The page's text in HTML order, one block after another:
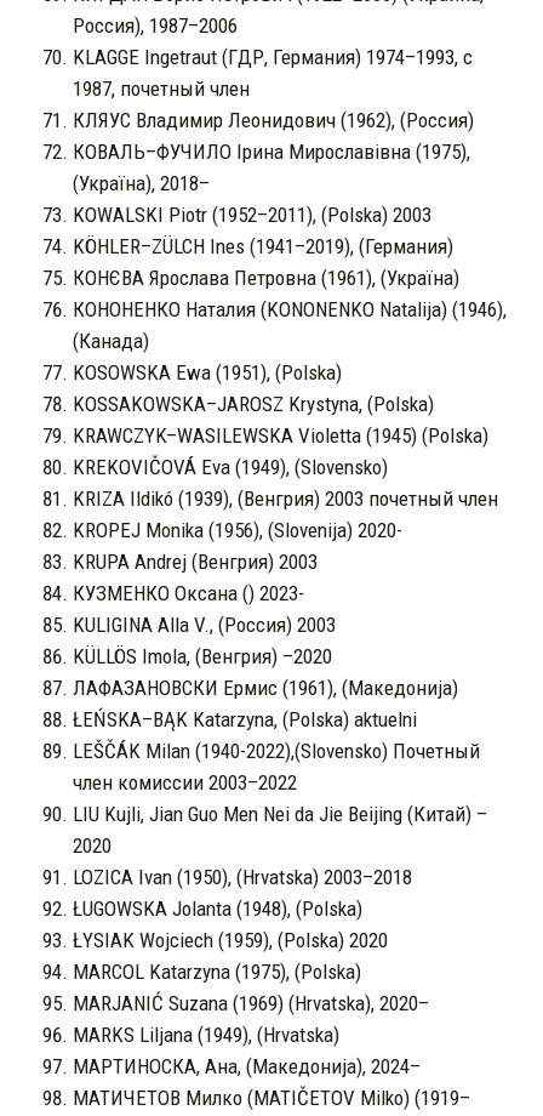
Россия), 1987–2006
KLAGGE Ingetraut (ГДР, Германия) 1974–1993, с
1987, почетный член
КЛЯУС Владимир Леонидович (1962), (Россия)
КОВАЛЬ–ФУЧИЛО Iрина Мирославівна (1975),
(Україна), 2018–
KOWALSKI Piotr (1952–2011), (Polska) 2003
KÖHLER–ZÜLCH Ines (1941–2019), (Германия)
КОНЄВА Ярослава Петровна (1961), (Україна)
КОНОНЕНКО Наталия (KONONENKO Natalija) (1946),
(Канада)
KOSOWSKA Ewa (1951), (Polska)
KOSSAKOWSKA–JAROSZ Krystyna, (Polska)
KRAWCZYK–WASILEWSKA Violetta (1945) (Polska)
KREKOVIČOVÁ Eva (1949), (Slovensko)
KRIZA Ildikó (1939), (Венгрия) 2003 почетный член
KROPEJ Monika (1956), (Slovenija) 2020-
KRUPA Andrej (Венгрия) 2003
КУЗМЕНКО Оксана () 2023-
KULIGINA Alla V., (Россия) 2003
KÜLLÖS Imola, (Венгрия) –2020
ЛАФАЗАНОВСКИ Ермис (1961), (Македонија)
ŁEŃSKA–BĄK Katarzyna, (Polska) aktuelni
LEŠČÁK Milan (1940-2022),(Slovensko) Почетный
член комиссии 2003–2022
LIU Kujli, Jian Guo Men Nei da Jie Beijing (Китай) –
2020
LOZICA Ivan (1950), (Hrvatska) 2003–2018
ŁUGOWSKA Jolanta (1948), (Polska)
ŁYSIAK Wojciech (1959), (Polska) 2020
MARCOL Katarzyna (1975), (Polska)
MARJANIĆ Suzana (1969) (Hrvatska), 2020–
MARKS Liljana (1949), (Hrvatska)
МАРТИНОСКА, Ана, (Македонија), 2024–
МАТИЧЕТОВ Милко (MATIČETOV Milko) (1919–